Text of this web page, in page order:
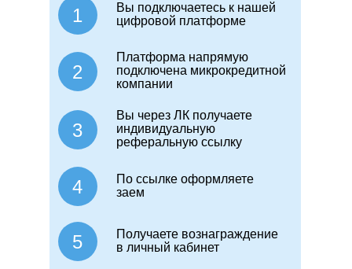
1
Вы подключаетесь к нашей
цифровой платформе
2
Платформа напрямую
подключена микрокредитной
компании
3
Вы через ЛК получаете
индивидуальную
реферальную ссылку
4
По ссылке оформляете
заем
5
Получаете вознаграждение
в личный кабинет